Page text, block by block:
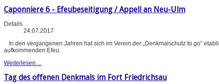
Caponniere 6 - Efeubeseitigung / Appell an Neu-Ulm
Details
24.07.2017
In den vergangenen Jahren hat sich im Verein der „Denkmalschutz to go“
aufkommenden Efeu.
Weiterlesen ...
Tag des offenen Denkmals im Fort Friedrichsau